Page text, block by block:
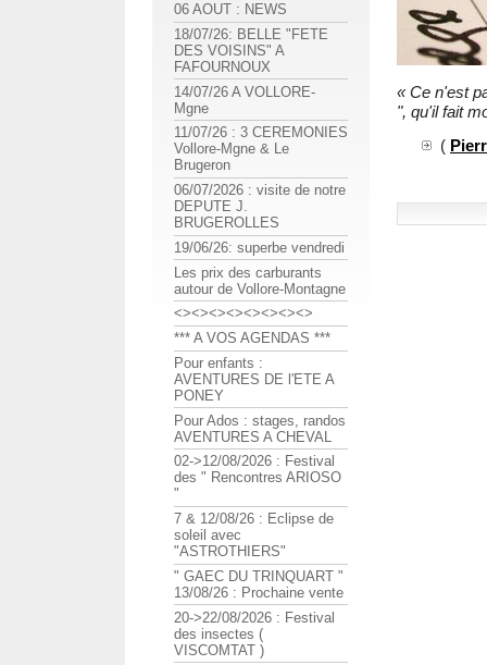
« Ce n'est
", qu'il fait
(
06 AOUT : NEWS
18/07/26: BELLE "FETE
DES VOISINS" A
FAFOURNOUX
14/07/26 A VOLLORE-
Mgne
11/07/26 : 3 CEREMONIES
Vollore-Mgne & Le
Brugeron
06/07/2026 : visite de notre
DEPUTE J.
BRUGEROLLES
19/06/26: superbe vendredi
Les prix des carburants
autour de Vollore-Montagne
<><><><><><><><>
*** A VOS AGENDAS ***
Pour enfants :
AVENTURES DE l'ETE A
PONEY
Pour Ados : stages, randos
AVENTURES A CHEVAL
02->12/08/2026 : Festival
des " Rencontres ARIOSO
"
7 & 12/08/26 : Eclipse de
soleil avec
"ASTROTHIERS"
" GAEC DU TRINQUART "
13/08/26 : Prochaine vente
20->22/08/2026 : Festival
des insectes (
VISCOMTAT )